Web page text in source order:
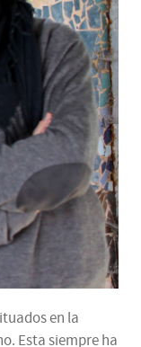
en la
Esta siempre ha